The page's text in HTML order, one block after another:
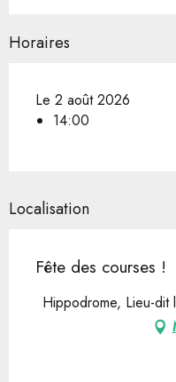
Horaires
Le 2 août 2026
14:00
Localisation
Fête des courses !
Hippodrome, Lieu-